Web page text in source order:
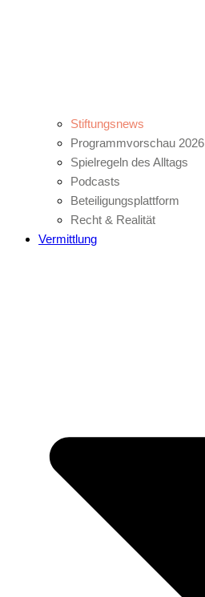
Stiftungsnews
Programmvorschau 2026
Spielregeln des Alltags
Podcasts
Beteiligungsplattform
Recht & Realität
Vermittlung